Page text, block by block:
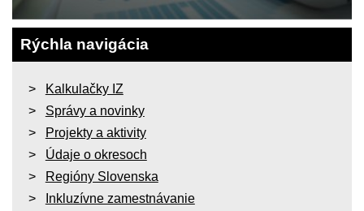
Rýchla navigácia
Kalkulačky IZ
Správy a novinky
Projekty a aktivity
Údaje o okresoch
Regióny Slovenska
Inkluzívne zamestnávanie